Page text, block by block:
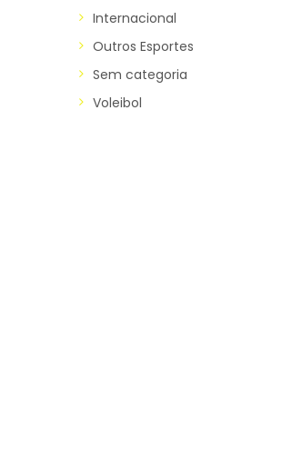
Internacional
Outros Esportes
Sem categoria
Voleibol